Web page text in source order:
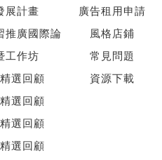
展計畫
推廣國際論
工作坊
選回顧
選回顧
選回顧
選回顧
廣告租用申請
風格店鋪
常見問題
資源下載